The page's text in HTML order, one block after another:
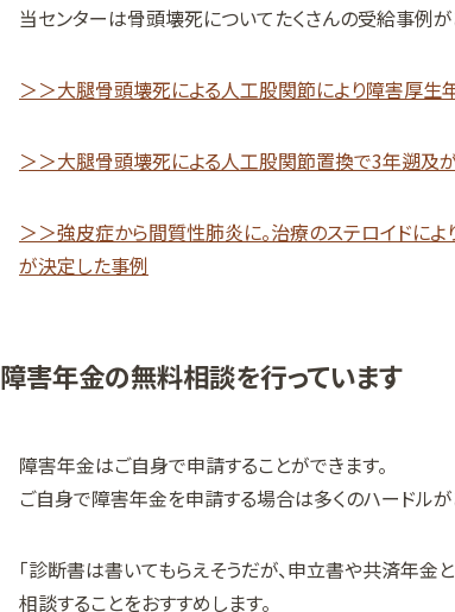
当センターは骨頭壊死についてたくさんの受給事例が
＞＞大腿骨頭壊死による人工股関節により障害厚生
＞＞大腿骨頭壊死による人工股関節置換で3年遡及
＞＞強皮症から間質性肺炎に。治療のステロイド
が決定した事例
障害年金の無料相談を行っています
障害年金はご自身で申請することができます。
ご自身で障害年金を申請する場合は多くのハードルが
「診断書は書いてもらえそうだが、申立書や共済年金
相談することをおすすめします。